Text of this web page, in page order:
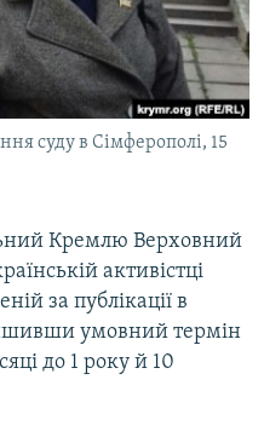
суду в Сімферополі, 15
Кремлю Верховний
активістці
за публікації в
умовний термін
до 1 року й 10